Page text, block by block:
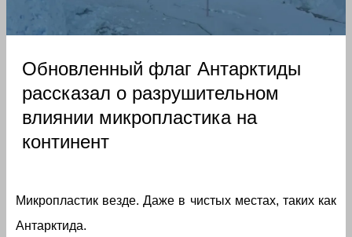
Обновленный флаг Антарктиды
рассказал о разрушительном
влиянии микропластика на
континент
Микропластик везде. Даже в чистых местах, таких как
Антарктида.